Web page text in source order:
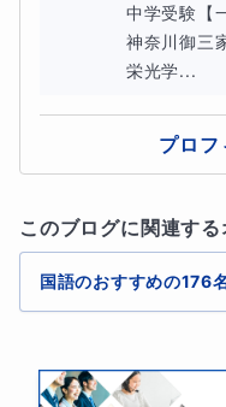
中学受験【
神奈川御三
栄光学...
プロフ
このブログに関連す
国語のおすすめの176